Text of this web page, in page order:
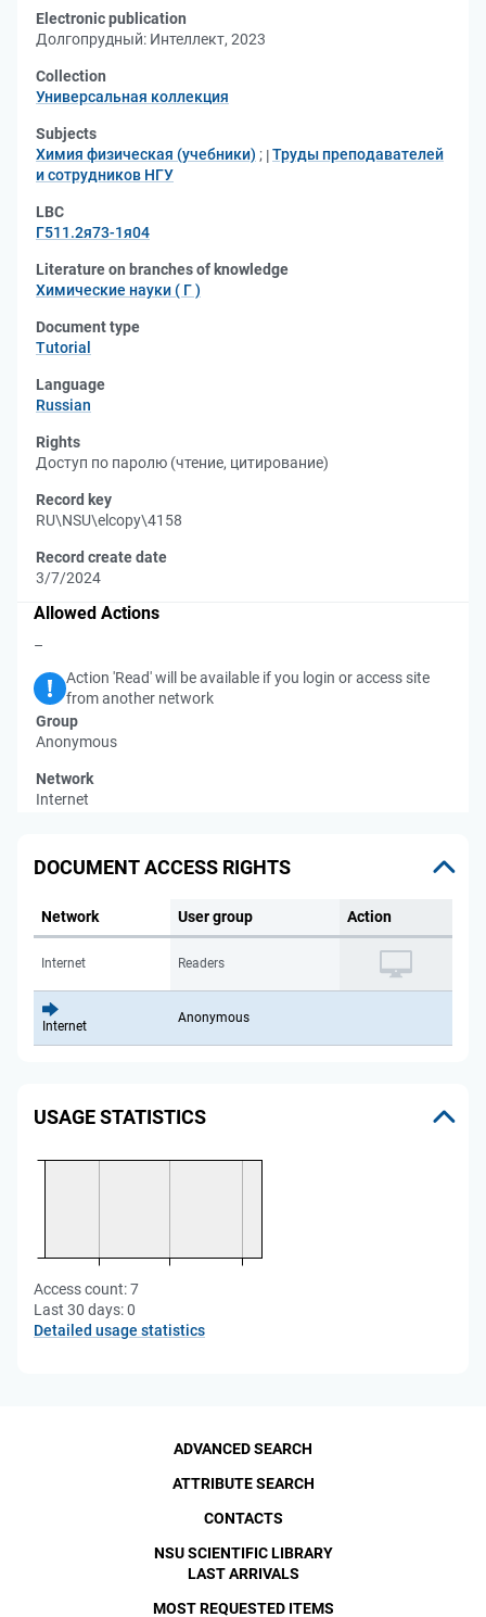
Electronic publication
Долгопрудный: Интеллект, 2023
Collection
Универсальная коллекция
Subjects
Химия физическая (учебники) ; Труды преподавателей
и сотрудников НГУ
LBC
Г511.2я73-1я04
Literature on branches of knowledge
Химические науки ( Г )
Document type
Tutorial
Language
Russian
Rights
Доступ по паролю (чтение, цитирование)
Record key
RU\NSU\elcopy\4158
Record create date
3/7/2024
Allowed Actions
–
Action 'Read' will be available if you login or access site
from another network
Group
Anonymous
Network
Internet
DOCUMENT ACCESS RIGHTS
Network User group Action
Internet Readers
Internet
Anonymous
USAGE STATISTICS
Access count:7
Last 30 days:0
Detailed usage statistics
ADVANCED SEARCH
ATTRIBUTE SEARCH
CONTACTS
NSU SCIENTIFIC LIBRARY
LAST ARRIVALS
MOST REQUESTED ITEMS